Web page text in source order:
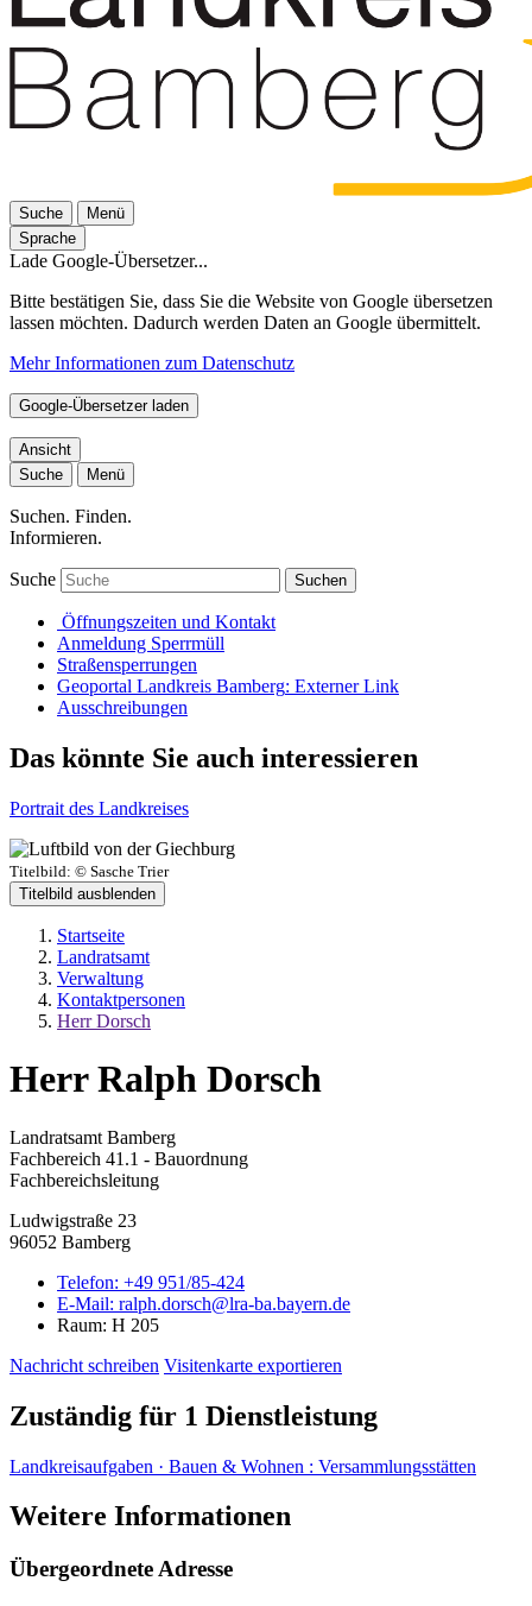
Suche
Menü
Sprache
Lade Google-Übersetzer...
Bitte bestätigen Sie, dass Sie die Website von Google übersetzen
lassen möchten. Dadurch werden Daten an Google übermittelt.
Mehr Informationen zum Datenschutz
Google-Übersetzer laden
Ansicht
Suche
Menü
Suchen. Finden.
Informieren.
Suche Suchen
Öffnungszeiten und Kontakt
Anmeldung Sperrmüll
Straßensperrungen
Geoportal Landkreis Bamberg: Externer Link
Ausschreibungen
Das könnte Sie auch interessieren
Portrait des Landkreises
Titelbild: © Sasche Trier
Titelbild ausblenden
Startseite
Landratsamt
Verwaltung
Kontaktpersonen
Herr Dorsch
Herr Ralph Dorsch
Landratsamt Bamberg
Fachbereich 41.1 - Bauordnung
Fachbereichsleitung
Ludwigstraße 23
96052 Bamberg
Telefon: +49 951/85-424
E-Mail: ralph.dorsch@lra-ba.bayern.de
Raum: H 205
Nachricht schreiben Visitenkarte exportieren
Zuständig für 1 Dienstleistung
Landkreisaufgaben · Bauen & Wohnen : Versammlungsstätten
Weitere Informationen
Übergeordnete Adresse